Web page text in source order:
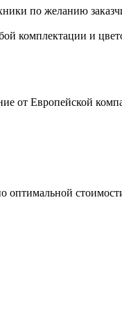
по желанию
комплектации и
от Европейской
оптимальной